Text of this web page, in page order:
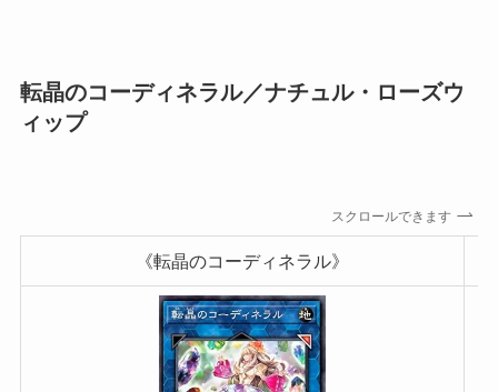
転晶のコーディネラル／ナチュル・ローズウ
ィップ
スクロールできます
《転晶のコーディネラル》